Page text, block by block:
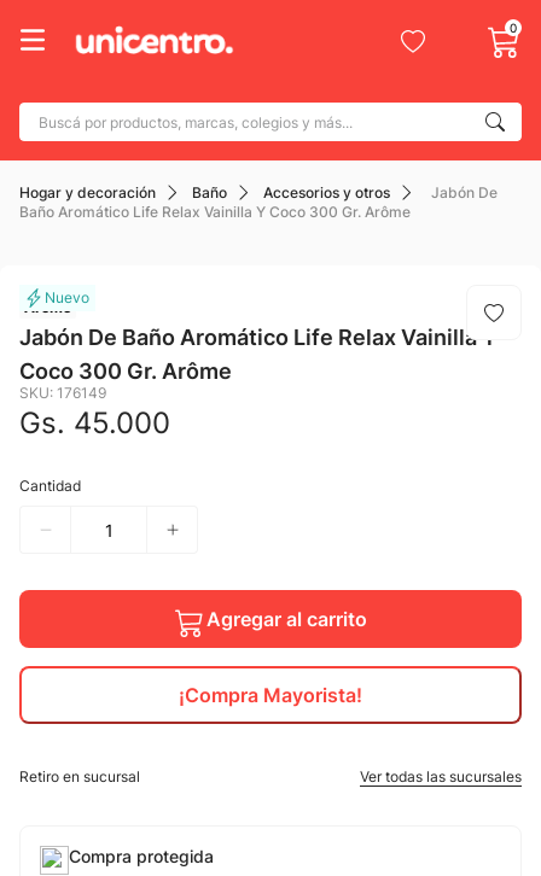
0
Buscá por productos, marcas, colegios y más...
Hogar y decoración Baño Accesorios y otros
Jabón De
Baño Aromático Life Relax Vainilla Y Coco 300 Gr. Arôme
Arome
Jabón De Baño Aromático Life Relax Vainilla Y
Coco 300 Gr. Arôme
SKU: 176149
Gs. 45.000
Cantidad
Agregar al carrito
¡Compra Mayorista!
Retiro en sucursal Ver todas las sucursales
Compra protegida
Términos más buscados
1 . adidas
4. botin
5. caterpillar
mochila
8.
jdy